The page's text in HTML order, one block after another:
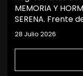
MEMORIA Y
SERENA. Frente
28 Julio 2026